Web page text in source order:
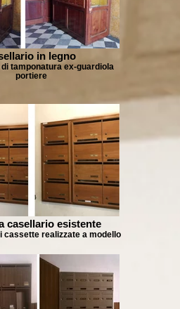
in legno
tamponatura ex-guardiola
portiere
casellario esistente
cassette realizzate a modello